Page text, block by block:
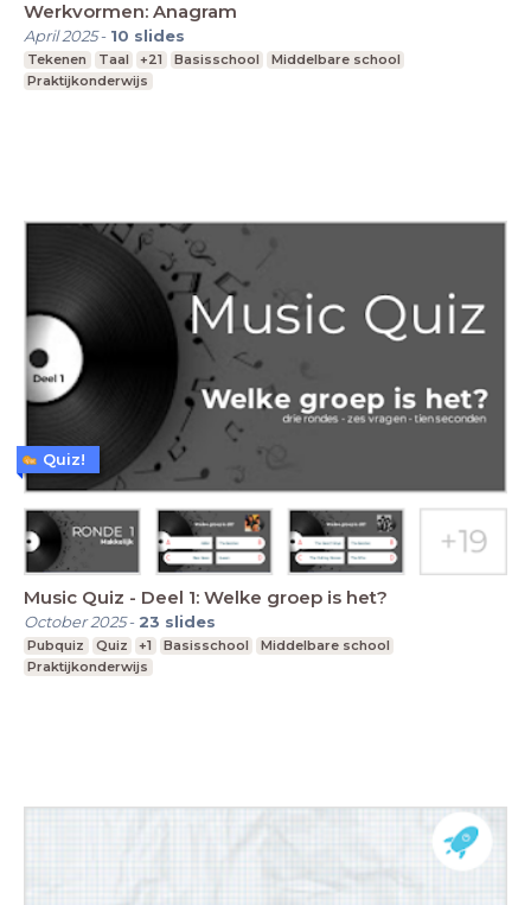
Werkvormen: Anagram
April 2025- 10 slides
Tekenen Taal +21 Basisschool
Middelbare school
Praktijkonderwijs
Music Quiz - Deel 1: Welke groep is het?
October 2025- 23 slides
Pubquiz Quiz +1 Basisschool
Middelbare school
Praktijkonderwijs
Quiz!